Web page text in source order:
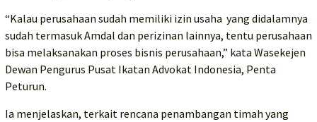
“Kalau perusahaan sudah memiliki izin usaha yang didalamnya
sudah termasuk Amdal dan perizinan lainnya, tentu perusahaan
bisa melaksanakan proses bisnis perusahaan,” kata Wasekejen
Dewan Pengurus Pusat Ikatan Advokat Indonesia, Penta
Peturun.
Ia menjelaskan, terkait rencana penambangan timah yang